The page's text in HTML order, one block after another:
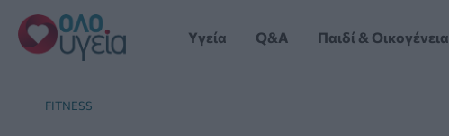
Μετάβαση
στο
περιεχόμενο
Yγεία Q&A Παιδί & Οικογένεια
FITNESS